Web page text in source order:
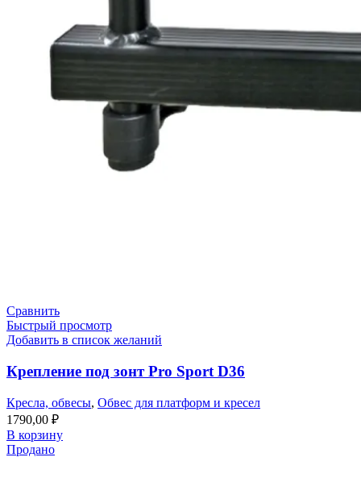
Сравнить
Быстрый просмотр
Добавить в список желаний
Крепление под зонт Pro Sport D36
Кресла, обвесы, Обвес для платформ и кресел
1790,00 ₽
В корзину
Продано